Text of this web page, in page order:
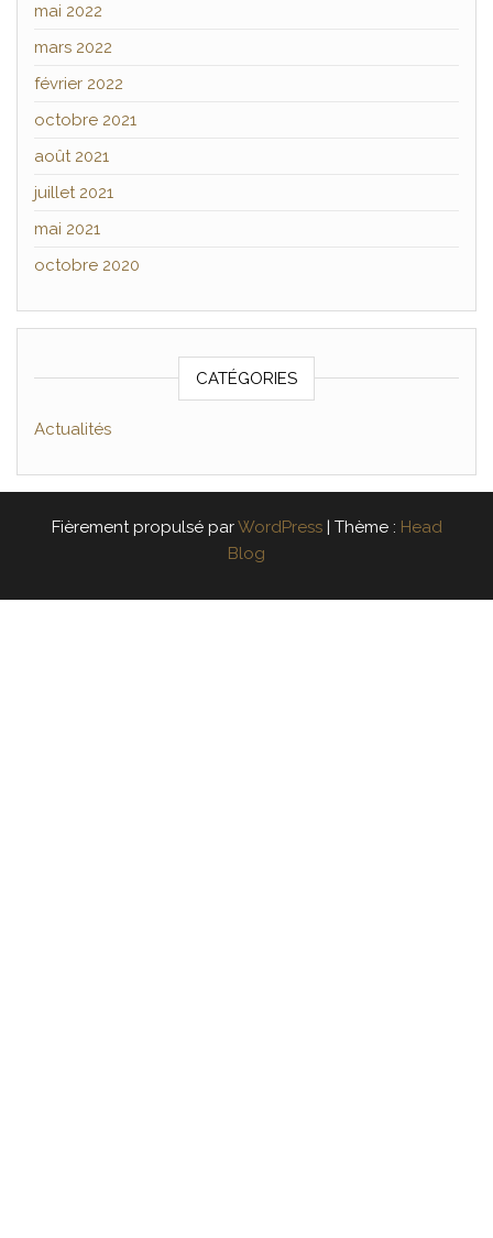
mai 2022
mars 2022
février 2022
octobre 2021
août 2021
juillet 2021
mai 2021
octobre 2020
CATÉGORIES
Actualités
Fièrement propulsé parWordPress Thème : Head
Blog